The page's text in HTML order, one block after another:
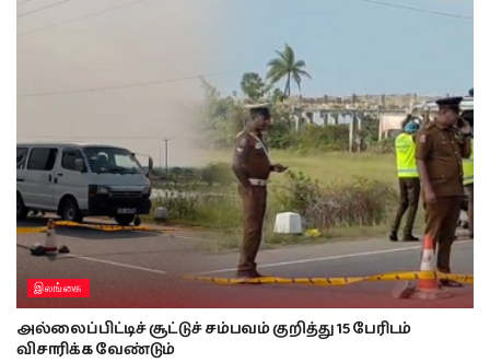
இலங்கை
அல்லைப்பிட்டிச் சூட்டுச் சம்பவம் குறித்து 15 பேரிடம்
விசாரிக்க வேண்டும்